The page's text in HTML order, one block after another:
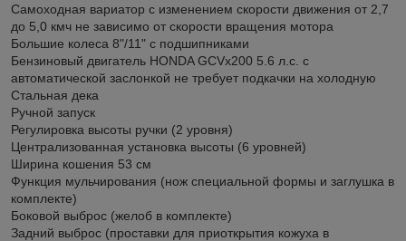
Самоходная вариатор с изменением скорости движения от 2,7
до 5,0 кмч не зависимо от скорости вращения мотора
Большие колеса 8"/11" с подшипниками
Бензиновый двигатель HONDA GCVx200 5.6 л.с. с
автоматической заслонкой не требует подкачки на холодную
Стальная дека
Ручной запуск
Регулировка высоты ручки (2 уровня)
Централизованная установка высоты (6 уровней)
Ширина кошения 53 см
Функция мульчирования (нож специальной формы и заглушка в
комплекте)
Боковой выброс (желоб в комплекте)
Задний выброс (проставки для приоткрытия кожуха в